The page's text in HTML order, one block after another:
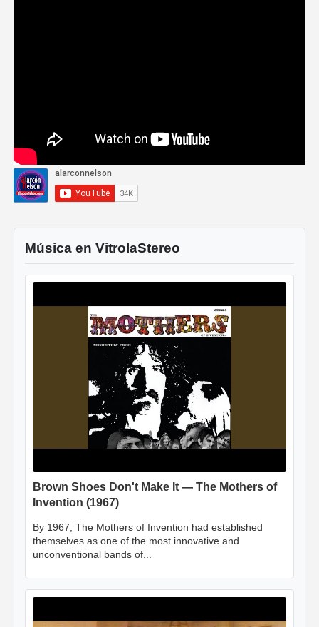
Música en VitrolaStereo
Brown Shoes Don't Make It — The Mothers of
Invention (1967)
By 1967, The Mothers of Invention had established
themselves as one of the most innovative and
unconventional bands of...